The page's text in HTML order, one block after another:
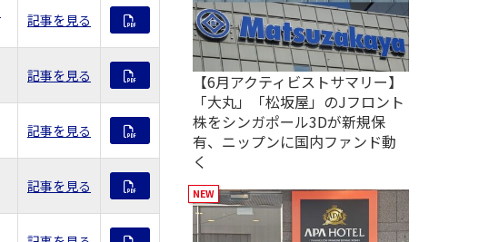
記事を見る
記事を見る
記事を見る
記事を見る
【6月アクティビストサマリー】
「大丸」「松坂屋」のJフロント
株をシンガポール3Dが新規保
有、ニップンに国内ファンド動
く